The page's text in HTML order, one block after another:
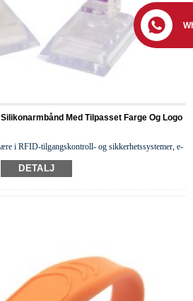
Med Tilpasset Farge Og Logo
i RFID-tilgangskontroll- og sikkerhetssystemer, e-
sykehus osv., fordi det er multifunksjonelt
ionbar og vanntett.
DETALJ